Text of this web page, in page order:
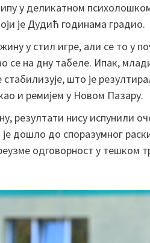
у деликатном
је Дудић годинама градио.
у стил игре, али се то у
се на дну табеле. Ипак,
што је
и ремијем у Новом Пазару.
резултати нису испунили
дошло до споразумног
одговорност у тешком